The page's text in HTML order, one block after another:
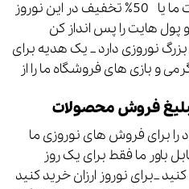
_همه پرفروش ترین محصولات ما یا 50٪ تخفیف در این نوروز
و پول هایت را پس انداز کن
نوروزی دارد _ یک هدیه برای
و بازی های فروشگاه ما را از
فروش محصولات
را برای فروش های نوروزی ما
باور ما فقط برای یک روز
_برای نوروز ارزان خرید کنید